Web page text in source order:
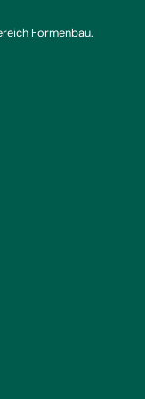
Formenbau.